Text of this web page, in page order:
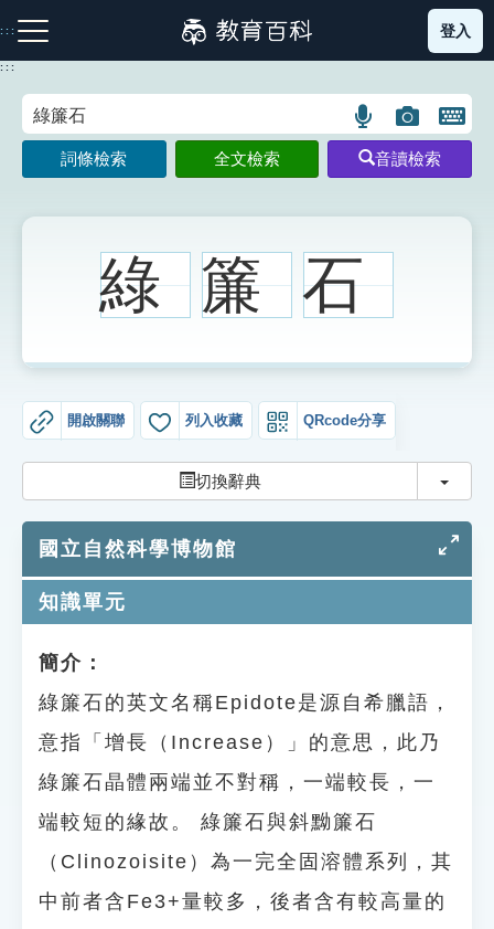
到
主
:::
注音索引圖示 筆畫索引圖示 部首索引表圖示
生字詞彙表
知識索引
單字索引
遊戲專區
貓頭鷹博士
登入
:::
語
言
搜
示
圖
片
搜
開
鍵
圖
詞條檢索 全文檢索 音讀檢索
綠 簾 石
開啟關聯 列入收藏 QRcode分享
切換辭典 切換
國立自然科學博物館
知識單元
簡介：
綠簾石的英文名稱Epidote是源自希臘語，
意指「增長（Increase）」的意思，此乃
綠簾石晶體兩端並不對稱，一端較長，一
端較短的緣故。 綠簾石與斜黝簾石
（Clinozoisite）為一完全固溶體系列，其
中前者含Fe3+量較多，後者含有較高量的